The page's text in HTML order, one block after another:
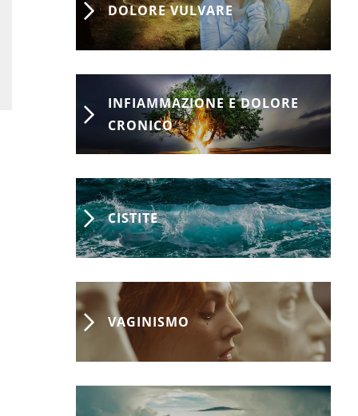
DOLORE VULVARE
INFIAMMAZIONE E DOLORE
CRONICO
CISTITE
VAGINISMO